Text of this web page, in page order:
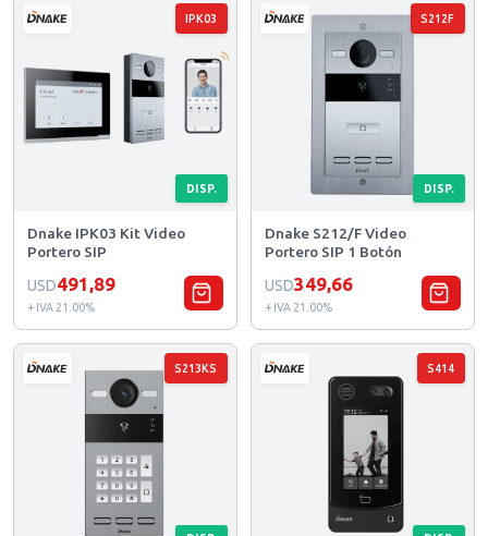
IPK03
DISP.
Dnake IPK03 Kit Video
Portero SIP
USD491,89
+ IVA 21.00%
S212F
DISP.
Dnake S212/F Video
Portero SIP 1 Botón
USD349,66
+ IVA 21.00%
S213KS S414